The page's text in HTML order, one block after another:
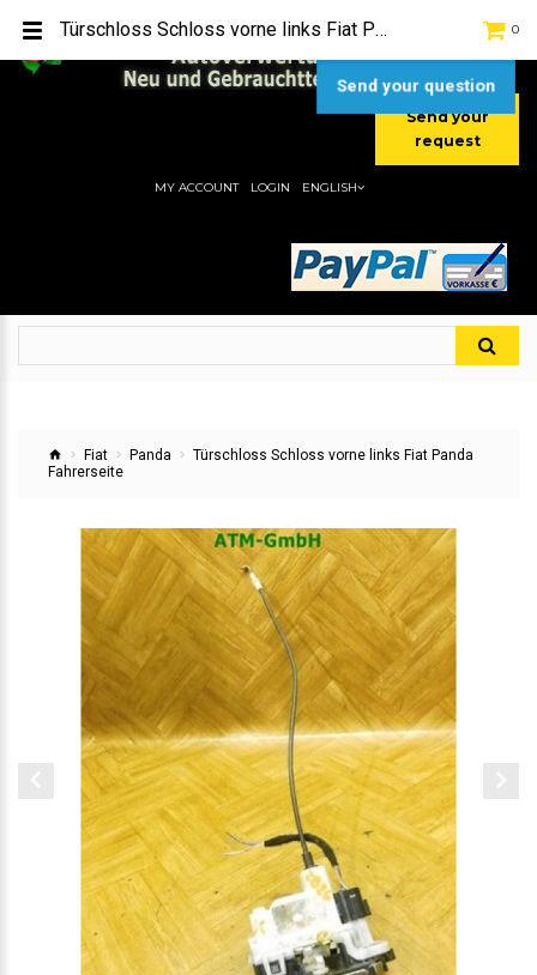
[+49] (0) 2232-5205
[+49] (0) 177 / 4080033
Send your
request
0
MY ACCOUNT LOGIN ENGLISH
Fiat Panda
Türschloss Schloss vorne links Fiat Panda
Fahrerseite
Türschloss Schloss vorne links Fiat Panda Fahrerseite
Send your question